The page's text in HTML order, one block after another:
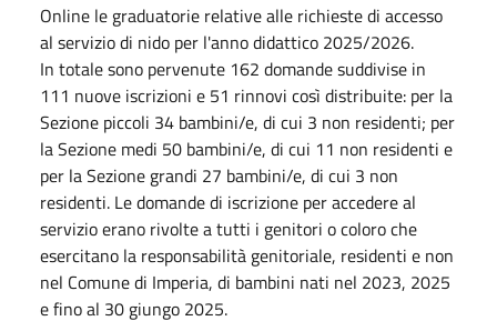
Online le graduatorie relative alle richieste di accesso
al servizio di nido per l'anno didattico 2025/2026.
In totale sono pervenute 162 domande suddivise in
111 nuove iscrizioni e 51 rinnovi così distribuite: per la
Sezione piccoli 34 bambini/e, di cui 3 non residenti; per
la Sezione medi 50 bambini/e, di cui 11 non residenti e
per la Sezione grandi 27 bambini/e, di cui 3 non
residenti. Le domande di iscrizione per accedere al
servizio erano rivolte a tutti i genitori o coloro che
esercitano la responsabilità genitoriale, residenti e non
nel Comune di Imperia, di bambini nati nel 2023, 2025
e fino al 30 giungo 2025.